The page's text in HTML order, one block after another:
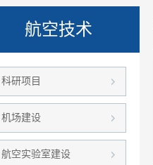
航空技术
科研项目
机场建设
航空实验室建设